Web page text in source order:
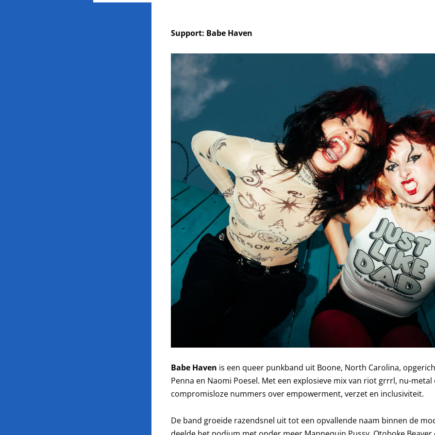
Support: Babe Haven
Babe Haven is een queer punkband uit Boone, North Carolina,
Penna en Naomi Poesel. Met een explosieve mix van riot grrrl, nu-
compromisloze nummers over empowerment, verzet en inclusiviteit.
De band groeide razendsnel uit tot een opvallende naam binnen de